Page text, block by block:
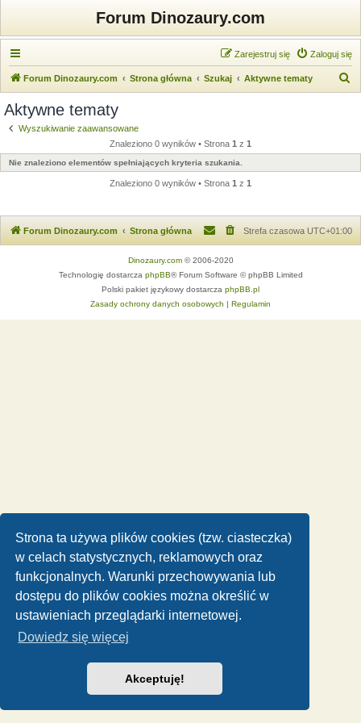
Strona ta używa plików cookies (tzw. ciasteczka)
w celach statystycznych, reklamowych oraz
funkcjonalnych. Warunki przechowywania lub
dostępu do plików cookies można określić w
ustawieniach przeglądarki internetowej.
Dowiedz się więcej
Akceptuję!
Forum Dinozaury.com
Zaloguj się
Zarejestruj się
Forum Dinozaury.com Strona główna Szukaj Aktywne tematy
a
j
Aktywne tematy
Wyszukiwanie zaawansowane
Znaleziono 0 wyników • Strona 1 z 1
Nie znaleziono elementów spełniających kryteria szukania.
Znaleziono 0 wyników • Strona 1 z 1
Forum Dinozaury.com Strona główna Strefa czasowa UTC+01:00
Dinozaury.com© 2006-2020
Technologię dostarcza phpBB® Forum Software © phpBB Limited
Polski pakiet językowy dostarcza phpBB.pl
Zasady ochrony danych osobowych | Regulamin